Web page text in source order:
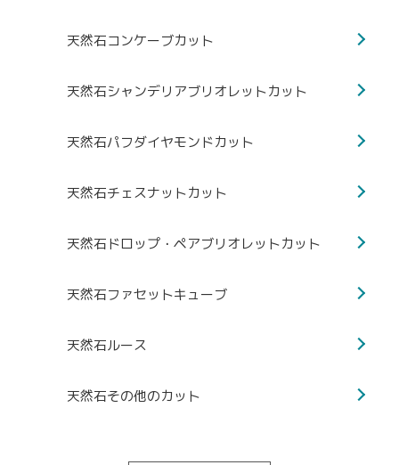
天然石コンケーブカット
天然石シャンデリアブリオレットカット
天然石パフダイヤモンドカット
天然石チェスナットカット
天然石ドロップ・ペアブリオレットカット
天然石ファセットキューブ
天然石ルース
天然石その他のカット